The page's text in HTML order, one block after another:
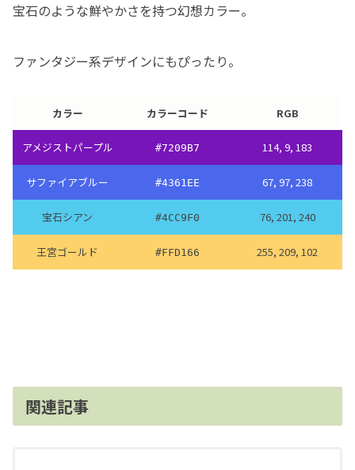
宝石のような鮮やかさを持つ幻想カラー。
ファンタジー系デザインにもぴったり。
カラー カラーコード RGB
アメジストパープル #7209B7 114, 9, 183
サファイアブルー #4361EE 67, 97, 238
宝石シアン #4CC9F0 76, 201, 240
王宮ゴールド #FFD166 255, 209, 102
関連記事